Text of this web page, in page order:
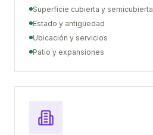
Superficie cubierta y semicubierta
Estado y antigüedad
Ubicación y servicios
Patio y expansiones